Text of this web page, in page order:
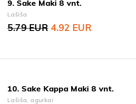
9. Sake Maki 8 vnt.
Lašiša
5.79EUR
Original price was: 5.79 EUR.
4.92 EUR
Current price is: 4.92 EUR.
10. Sake Kappa Maki 8 vnt.
Lašiša, agurkai